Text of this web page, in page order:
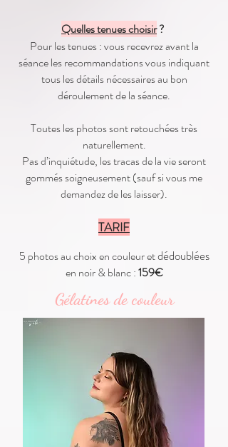
Quelles tenues choisir? ​
Pour les tenues :vous recevrez avant la
séance les recommandations vous indiquant
tous les détails nécessaires au bon
déroulement de la séance.
Toutes les photos sont retouchées très
naturellement.
Pas d’inquiétude, les tracas de la vie seront
gommés soigneusement (sauf si vous me
demandez de les laisser).
TARIF
5 photosau choix en couleur etdédoublées
en noir & blanc:159€
Gélatines de couleur